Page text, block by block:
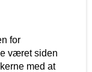
for
været siden
med at